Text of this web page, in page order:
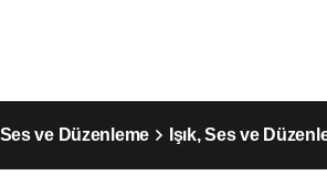
Ses ve Düzenleme Işık, Ses ve